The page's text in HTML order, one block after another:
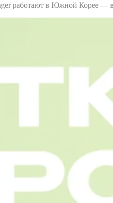
работают в Южной Корее — в